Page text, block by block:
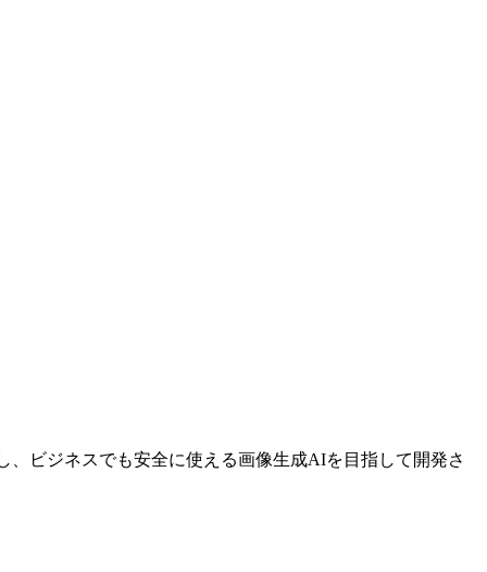
ビジネスでも安全に使える画像生成AIを目指して開発さ